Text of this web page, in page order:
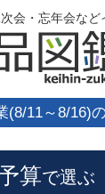
会・忘年会など
(8/11～8/16)
算で選ぶ